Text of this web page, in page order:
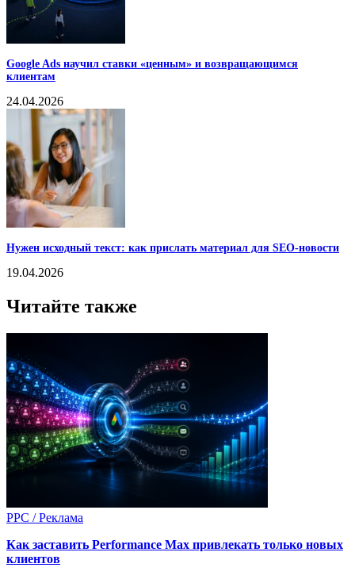
Google Ads научил ставки «ценным» и возвращающимся
клиентам
24.04.2026
Нужен исходный текст: как прислать материал для SEO-новости
19.04.2026
Читайте также
PPC / Реклама
Как заставить Performance Max привлекать только новых
клиентов